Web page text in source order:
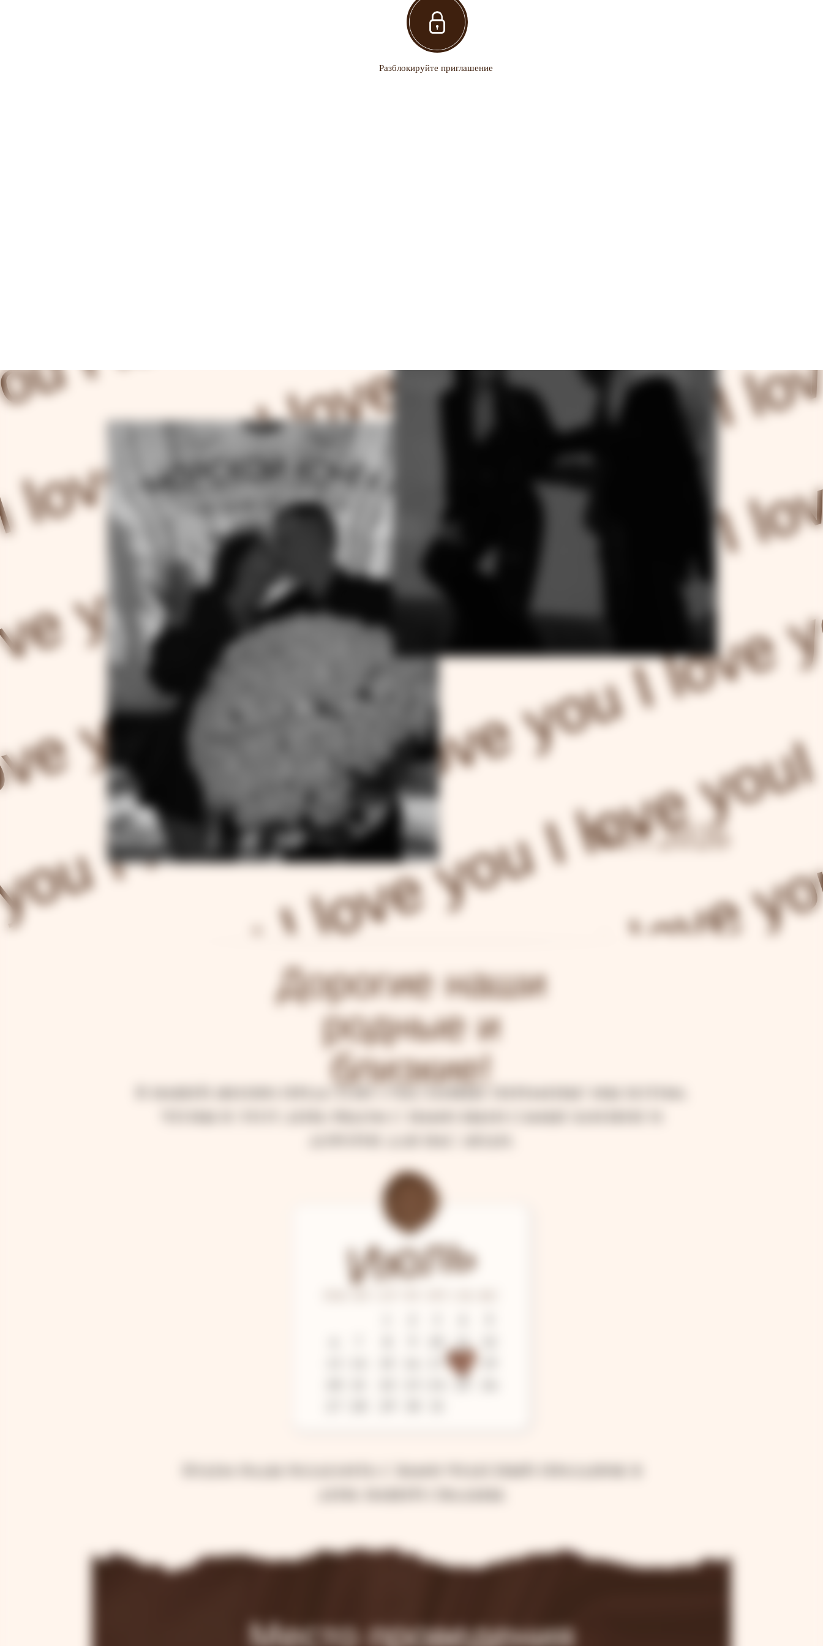
Разблокируйте приглашение
ЛЮДЕЙ ВЫ НАХОДИТЕ ДРУГ ДРУГА
18.07.2026
Дорогие наши
родные и
близкие!
Июль
18
11
Место проведения